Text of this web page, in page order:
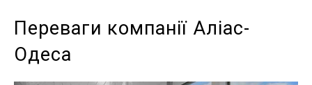
Переваги компанії Аліас-
Одеса